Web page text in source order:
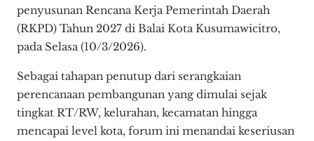
penyusunan Rencana Kerja Pemerintah Daerah
(RKPD) Tahun 2027 di Balai Kota Kusumawicitro,
pada Selasa (10/3/2026).
Sebagai tahapan penutup dari serangkaian
perencanaan pembangunan yang dimulai sejak
tingkat RT/RW, kelurahan, kecamatan hingga
mencapai level kota, forum ini menandai keseriusan